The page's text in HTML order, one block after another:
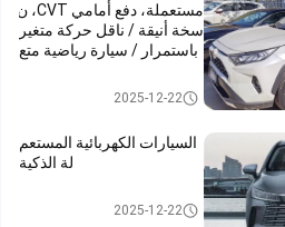
مستعملة، دفع أمامي CVT، ن
سخة أنيقة / ناقل حركة متغير
باستمرار / سيارة رياضية متع
السيارات المستعملة2025-12-22
السيارات الكهربائية المستعم
لة الذكية
السيارات المستعملة2025-12-22